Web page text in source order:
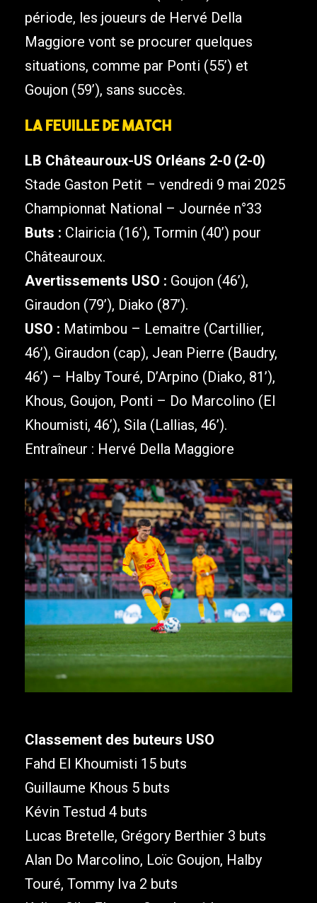
période, les joueurs de Hervé Della
Maggiore vont se procurer quelques
situations, comme par Ponti (55’) et
Goujon (59’), sans succès.
La feuille de match
LB Châteauroux-US Orléans 2-0 (2-0)
Stade Gaston Petit – vendredi 9 mai 2025
Championnat National – Journée n°33
Buts : Clairicia (16’), Tormin (40’) pour
Châteauroux.
Avertissements USO : Goujon (46’),
Giraudon (79’), Diako (87’).
USO : Matimbou – Lemaitre (Cartillier,
46’), Giraudon (cap), Jean Pierre (Baudry,
46’) – Halby Touré, D’Arpino (Diako, 81’),
Khous, Goujon, Ponti – Do Marcolino (El
Khoumisti, 46’), Sila (Lallias, 46’).
Entraîneur : Hervé Della Maggiore
Classement des buteurs USO
Fahd El Khoumisti 15 buts
Guillaume Khous 5 buts
Kévin Testud 4 buts
Lucas Bretelle, Grégory Berthier 3 buts
Alan Do Marcolino, Loïc Goujon, Halby
Touré, Tommy Iva 2 buts